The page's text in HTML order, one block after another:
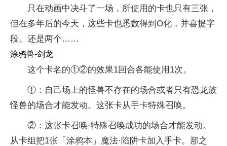
只在动画中决斗了一场，所使用的卡也只有三张，
但在多年后的今天，这些卡也悉数得到O化，并喜提字
段。还是两个……
涂鸦兽-剑龙
这个卡名的①②的效果1回合各能使用1次。
①：自己场上的怪兽不存在的场合或者只有恐龙族
怪兽的场合才能发动。这张卡从手卡特殊召唤。
②：这张卡召唤·特殊召唤成功的场合才能发动。
从卡组把1张「涂鸦本」魔法·陷阱卡加入手卡。那之